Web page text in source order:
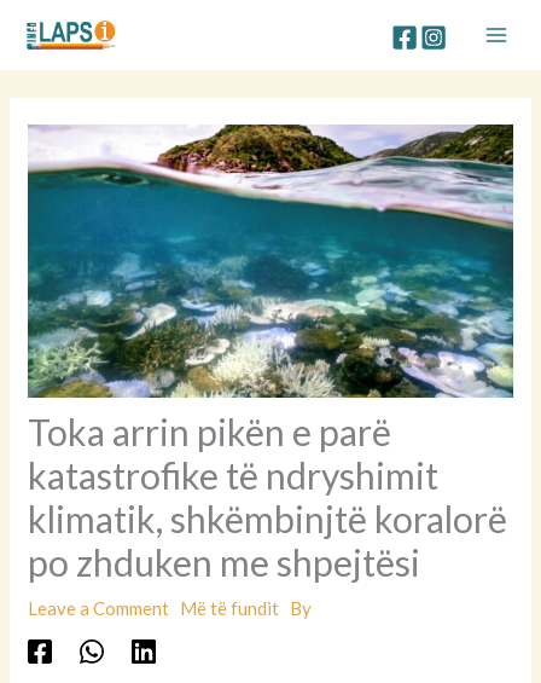
content
Toka arrin pikën e parë
katastrofike të ndryshimit
klimatik, shkëmbinjtë koralorë
po zhduken me shpejtësi
Leave a Comment Më të fundit By